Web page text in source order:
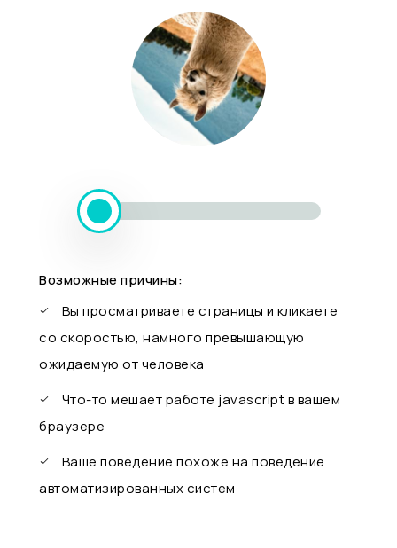
Возможные причины:
Вы просматриваете страницы и кликаете
со скоростью, намного превышающую
ожидаемую от человека
Что-то мешает работе javascript в вашем
браузере
Ваше поведение похоже на поведение
автоматизированных систем